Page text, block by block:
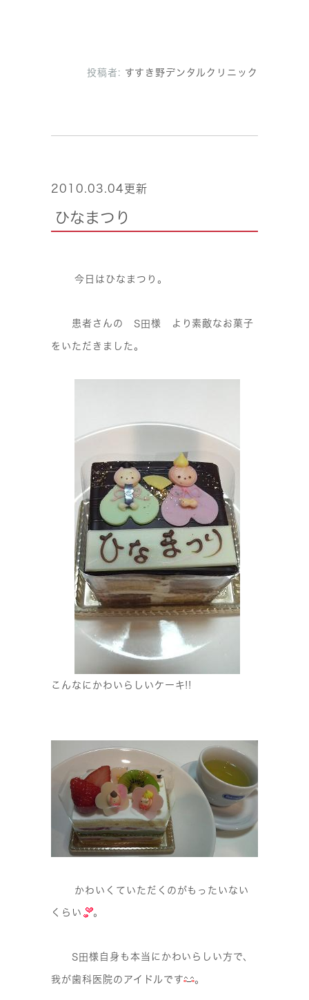
投稿者: すすき野デンタルクリニック
2010.03.04更新
ひなまつり
今日はひなまつり。
患者さんの S田 様 より素敵なお菓子
をいただきました。
こんなにかわいらしいケーキ!!
かわいくていただくのがもったいない
くらい 。
S田 様自身も本当にかわいらしい方で、
我が歯科医院のアイドルです 。